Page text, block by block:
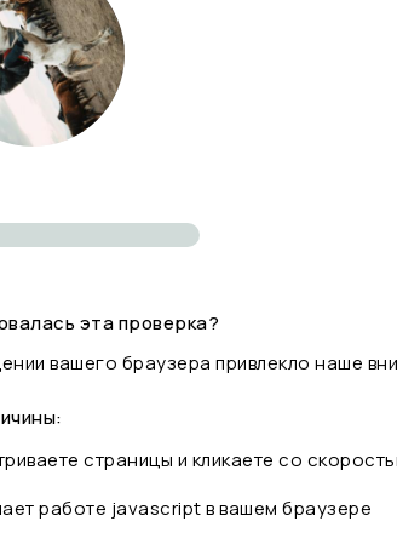
эта проверка?
вашего браузера привлекло наше
страницы и кликаете со
работе javascript в вашем браузере